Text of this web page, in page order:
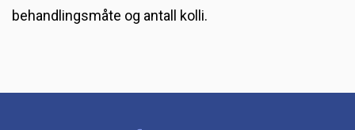
behandlingsmåte og antall kolli.